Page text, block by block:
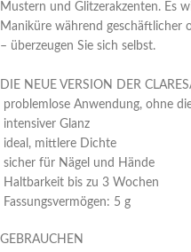
Mustern und Glitzerakzenten. Es
Maniküre während geschäftlicher
– überzeugen Sie sich selbst.
DIE NEUE VERSION DER
problemlose Anwendung, ohne
intensiver Glanz
ideal, mittlere Dichte
sicher für Nägel und Hände
Haltbarkeit bis zu 3 Wochen
Fassungsvermögen: 5 g
GEBRAUCHEN